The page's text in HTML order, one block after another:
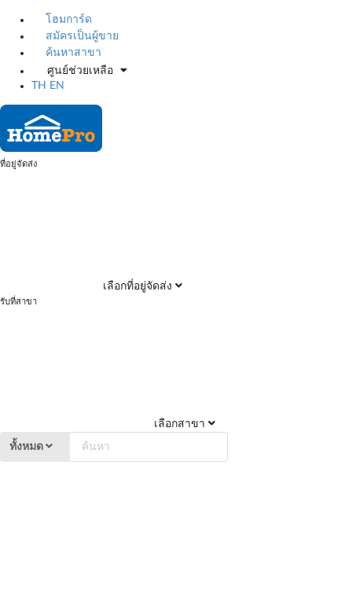
โฮมการ์ด
สมัครเป็นผู้ขาย
ค้นหาสาขา
ศูนย์ช่วยเหลือ
TH
EN
ที่อยู่จัดส่ง
เลือกที่อยู่จัดส่ง
รับที่สาขา
เลือกสาขา
ทั้งหมด